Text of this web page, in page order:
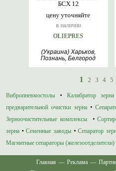
цену уточняйте
в наличии
БСХ 12
OLIEPRES
(Украина) Харьков,
Познань, Белгород
1 2 3 4 5
Вибропневмостолы • Калибратор зерна
предварительной очистки зерна •
Зерноочистительные комплексы
•
зерна •Семенные заводы •Сепаратор
Магнитные сепараторы (железоотделители)
Главная — Реклама —